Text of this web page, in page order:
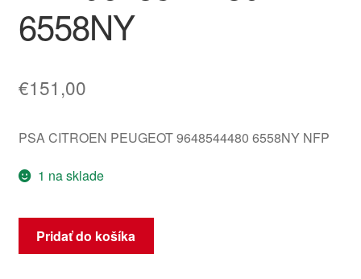
6558NY
€151,00
PSA CITROEN PEUGEOT 9648544480 6558NY NFP
1 na sklade
množstvo
Súprava
Pridať do košíka